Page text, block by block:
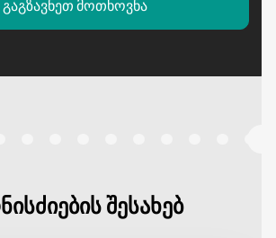
გაგზავნეთ მოთხოვნა
შესახებ